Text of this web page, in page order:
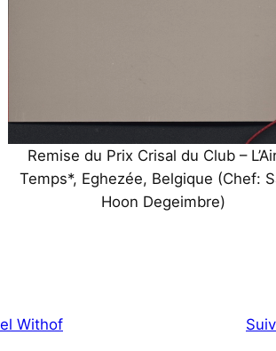
Remise du Prix Crisal du Club –
Temps*, Eghezée, Belgique (Chef:
Hoon Degeimbre)
Withof